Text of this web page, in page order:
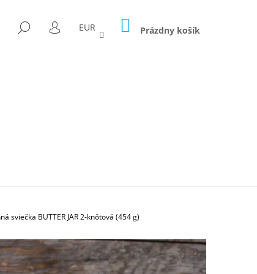
HĽADAŤ
PRIHLÁSENIE
EUR NÁKUPNÝ
KOŠÍK
Prázdny košík
sviečka BUTTER JAR 2-knôtová (454 g)